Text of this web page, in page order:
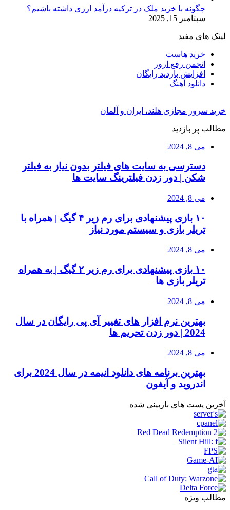
چگونه با خرید ملک در ترکیه درآمد ارزی داشته باشیم؟
سپتامبر 15, 2025
لینک های مفید
خرید هاست
انجمن رفع ارور
افزایش بازدید رایگان
دانلود آهنگ
خرید سرور مجازی هلند، ایران و آلمان
مطالب پر بازدید
می 8, 2024
دسترسی به سایت های فیلتر بدون نیاز به فیلتر
شکن | دور زدن فیلترینگ سایت ها
می 8, 2024
۱۰ بازی پیشنهادی برای رم زیر ۴ گیگ | همراه با
تریلر بازی و سیستم مورد نیاز
می 8, 2024
۱۰ بازی پیشنهادی برای رم زیر ۲ گیگ | به همراه
تریلر بازی ها
می 8, 2024
بهترین نرم افزار های تغییر آی پی رایگان در سال
2024 | دور زدن تحریم ها
می 8, 2024
بهترین برنامه های دانلود انیمه در سال 2024 برای
اندروید و آیفون
آخرین پست های بازبینی شده
مطالب ویژه